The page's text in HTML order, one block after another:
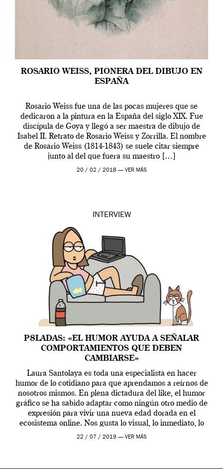
ROSARIO WEISS, PIONERA DEL DIBUJO EN
ESPAÑA
Rosario Weiss fue una de las pocas mujeres que se
dedicaron a la pintura en la España del siglo XIX. Fue
discípula de Goya y llegó a ser maestra de dibujo de
Isabel II. Retrato de Rosario Weiss y Zorrilla. El nombre
de Rosario Weiss (1814-1843) se suele citar siempre
junto al del que fuera su maestro […]
20 / 02 / 2018 — VER MÁS
INTERVIEW
P8LADAS: «EL HUMOR AYUDA A SEÑALAR
COMPORTAMIENTOS QUE DEBEN
CAMBIARSE»
Laura Santolaya es toda una especialista en hacer
humor de lo cotidiano para que aprendamos a reírnos de
nosotros mismos. En plena dictadura del like, el humor
gráfico se ha sabido adaptar como ningún otro medio de
expresión para vivir una nueva edad dorada en el
ecosistema online. Nos gusta lo visual, lo inmediato, lo
[…]
22 / 07 / 2019 — VER MÁS